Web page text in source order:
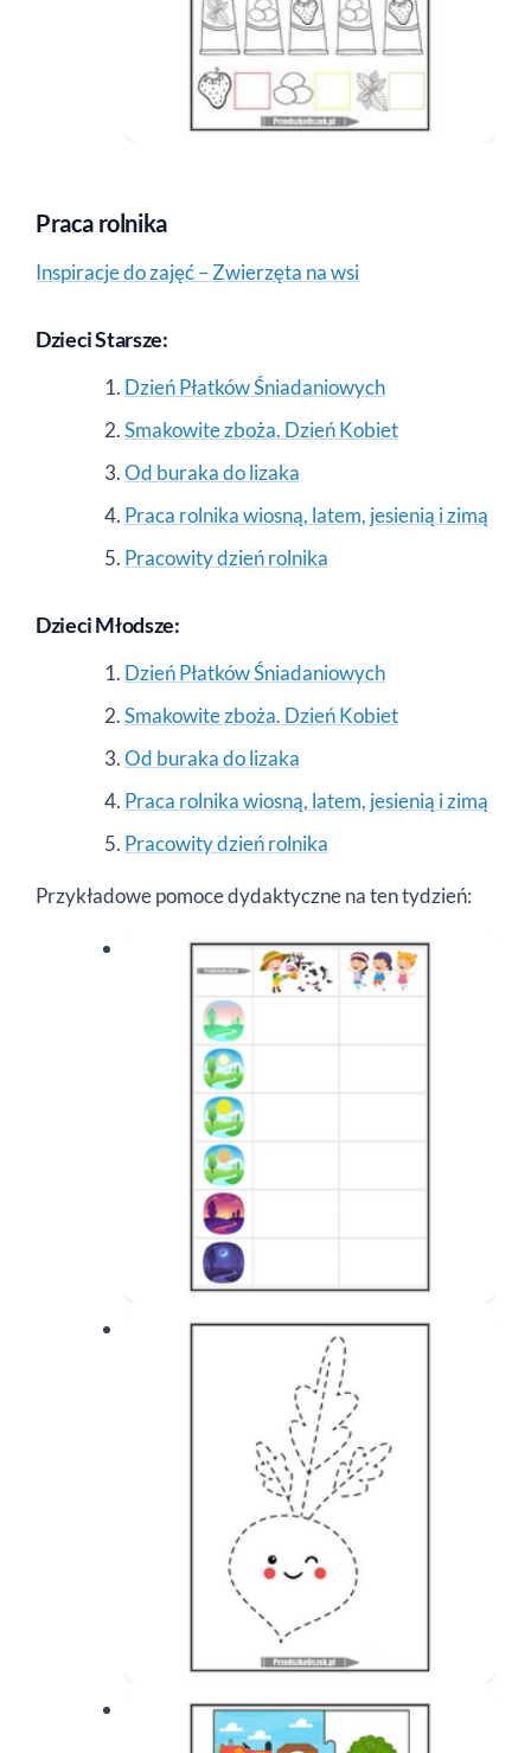
Praca rolnika
Inspiracje do zajęć – Zwierzęta na wsi
Dzieci Starsze:
Dzień Płatków Śniadaniowych
Smakowite zboża. Dzień Kobiet
Od buraka do lizaka
Praca rolnika wiosną, latem, jesienią i zimą
Pracowity dzień rolnika
Dzieci Młodsze:
Dzień Płatków Śniadaniowych
Smakowite zboża. Dzień Kobiet
Od buraka do lizaka
Praca rolnika wiosną, latem, jesienią i zimą
Pracowity dzień rolnika
Przykładowe pomoce dydaktyczne na ten tydzień: